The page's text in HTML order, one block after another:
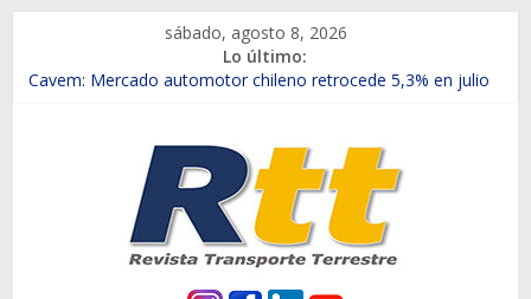
contenido
sábado, agosto 8, 2026
Lo último:
Chile es el primer mercado internacional en lanzar la nueva
Salfa suma vehículos electrificados de Chevrolet en el Biobío
Samex amplía su red con nuevas sucursales en Rancagua y
SINOTRUK Pick-ups presentó la recién estrenada Bolden en
la Expo Compras Públicas 2026